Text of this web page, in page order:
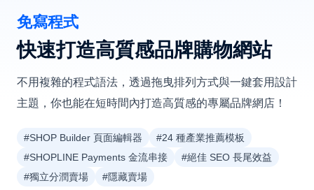
免寫程式
快速打造高質感品牌購物網站
不用複雜的程式語法，透過拖曳排列方式與一鍵套用設計
主題，你也能在短時間內打造高質感的專屬品牌網店！
#SHOP Builder 頁面編輯器
#24 種產業推薦模板
#SHOPLINE Payments 金流串接
#絕佳 SEO 長尾效益
#獨立分潤賣場
#隱藏賣場